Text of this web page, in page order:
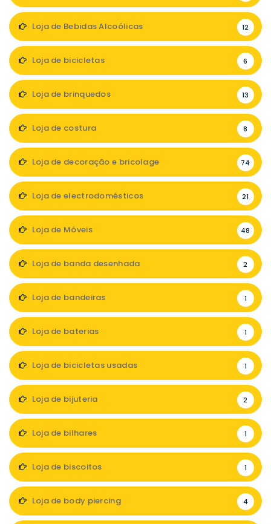
Loja de Bebidas Alcoólicas 12
Loja de bicicletas 6
Loja de brinquedos 13
Loja de costura 8
Loja de decoração e bricolage 74
Loja de electrodomésticos 21
Loja de Móveis 48
Loja de banda desenhada 2
Loja de bandeiras 1
Loja de baterias 1
Loja de bicicletas usadas 1
Loja de bijuteria 2
Loja de bilhares 1
Loja de biscoitos 1
Loja de body piercing 4